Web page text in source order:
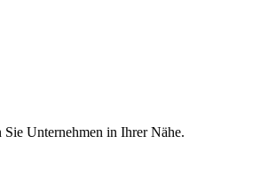
Unternehmen in Ihrer Nähe.